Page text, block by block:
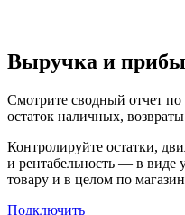
Выручка и
Смотрите сводный отчет
остаток наличных,
Контролируйте остатки,
и рентабельность — в виде
товару и в целом по
Подключить